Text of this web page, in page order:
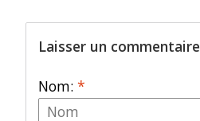
Laisser un commentaire
Nom: *